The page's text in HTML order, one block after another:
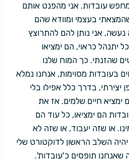
עובדות. אני מהפנט אותם
בעצמי ומוודא שהם
אני נותן להם להתרוצץ
יתנהל כראוי, הם ימציאו
שהזנתי. כך המוח שלנו
בעובדות מסוימות, אנחנו נמלא
בדרך כלל אפילו בלי
ימציא חיים שלמים. אז את
הם ימציאו, כל עוד הם
או שזה יעבוד, או שזה לא
השלב הראשון לדוקטורט שלי
תופסים כ'עובדות'.